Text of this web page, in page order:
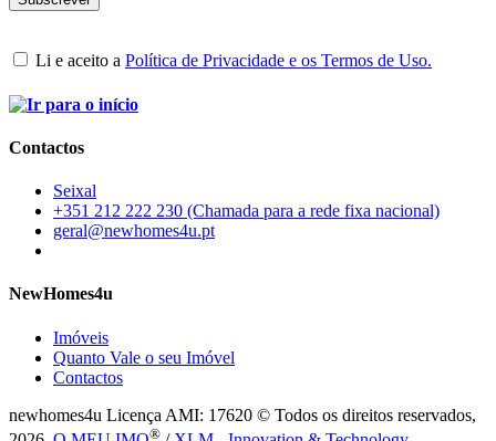
Li e aceito a Política de Privacidade e os Termos de Uso.
Contactos
Seixal
+351 212 222 230 (Chamada para a rede fixa nacional)
geral@newhomes4u.pt
NewHomes4u
Imóveis
Quanto Vale o seu Imóvel
Contactos
newhomes4u Licença AMI: 17620 © Todos os direitos reservados,
®